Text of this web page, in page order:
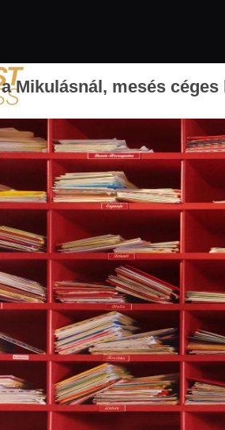
Mikulásnál, mesés céges